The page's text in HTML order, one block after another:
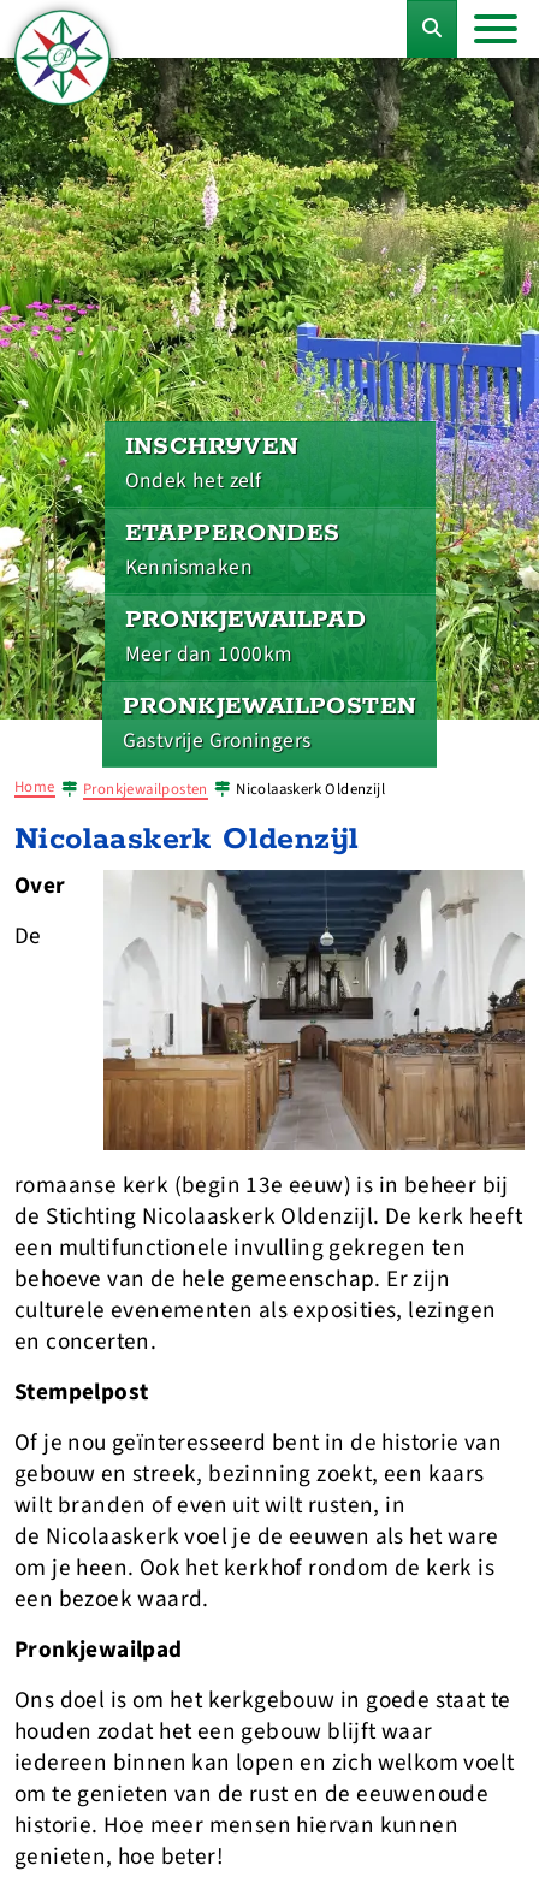
INSCHRIJVEN
Ondek het zelf
ETAPPERONDES
Kennismaken
PRONKJEWAILPAD
Meer dan 1000km
PRONKJEWAILPOSTEN
Gastvrije Groningers
Home Pronkjewailposten Nicolaaskerk Oldenzijl
Nicolaaskerk Oldenzijl
Over
De
romaanse kerk (begin 13e eeuw) is in beheer bij
de Stichting Nicolaaskerk Oldenzijl. De kerk heeft
een multifunctionele invulling gekregen ten
behoeve van de hele gemeenschap. Er zijn
culturele evenementen als exposities, lezingen
en concerten.
Stempelpost
Of je nou geïnteresseerd bent in de historie van
gebouw en streek, bezinning zoekt, een kaars
wilt branden of even uit wilt rusten, in
de Nicolaaskerk voel je de eeuwen als het ware
om je heen. Ook het kerkhof rondom de kerk is
een bezoek waard.
Pronkjewailpad
Ons doel is om het kerkgebouw in goede staat te
houden zodat het een gebouw blijft waar
iedereen binnen kan lopen en zich welkom voelt
om te genieten van de rust en de eeuwenoude
historie. Hoe meer mensen hiervan kunnen
genieten, hoe beter!